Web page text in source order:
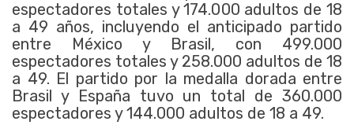
espectadores totales y 174.000 adultos de 18
a 49 años, incluyendo el anticipado partido
entre México y Brasil, con 499.000
espectadores totales y 258.000 adultos de 18
a 49. El partido por la medalla dorada entre
Brasil y España tuvo un total de 360.000
espectadores y 144.000 adultos de 18 a 49.